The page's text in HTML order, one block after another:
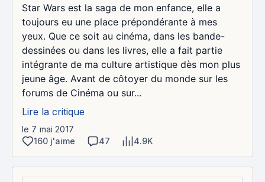
Star Wars est la saga de mon enfance, elle a
toujours eu une place prépondérante à mes
yeux. Que ce soit au cinéma, dans les bande-
dessinées ou dans les livres, elle a fait partie
intégrante de ma culture artistique dès mon plus
jeune âge. Avant de côtoyer du monde sur les
forums de Cinéma ou sur...
Lire la critique
le 7 mai 2017
160 j'aime
47 4.9K